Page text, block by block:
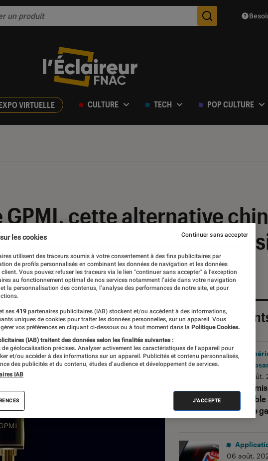
Des
VIRTUELLE CULTURE TECH POP CULTURE
GPMI, cette alternative
révolutionner la
Les plus
Corsair
nouvelle
et
06 août.
06 août.
les cookies
utilisent des traceurs soumis à votre consentement à des fins publicitaires par
de profils personnalisés en combinant les données de navigation et les données
client. Vous pouvez refuser les traceurs via le lien "continuer sans accepter" à l’exception
au fonctionnement optimal de nos services notamment l’aide dans votre navigation
la personnalisation des contenus, l’analyse des performances de notre site, et pour
ses 419 partenaires publicitaires (IAB) stockent et/ou accèdent à des informations,
uniques de cookies pour traiter les données personnelles, sur un appareil. Vous
vos préférences en cliquant ci-dessous ou à tout moment dans la Politique Cookies.
(IAB) traitent des données selon les finalités suivantes :
de géolocalisation précises. Analyser activement les caractéristiques de l’appareil pour
et/ou accéder à des informations sur un appareil. Publicités et contenu personnalisés,
des publicités et du contenu, études d’audience et développement de services.
IAB
J'ACCEPTE
Continuer sans accepter